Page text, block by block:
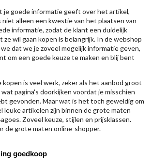
je goede informatie geeft over het artikel,
alleen een kwestie van het plaatsen van
informatie, zodat de klant een duidelijk
wil gaan kopen is belangrijk. In de webshop
dat we je zoveel mogelijk informatie geven,
om een goede keuze te maken en blij bent
is veel werk, zeker als het aanbod groot
pagina's doorkijken voordat je misschien
gevonden. Maar wat is het toch geweldig om
leuke artikelen zijn binnen de grote maten
Zoveel keuze, stijlen en prijsklassen.
de grote maten online-shopper.
goedkoop